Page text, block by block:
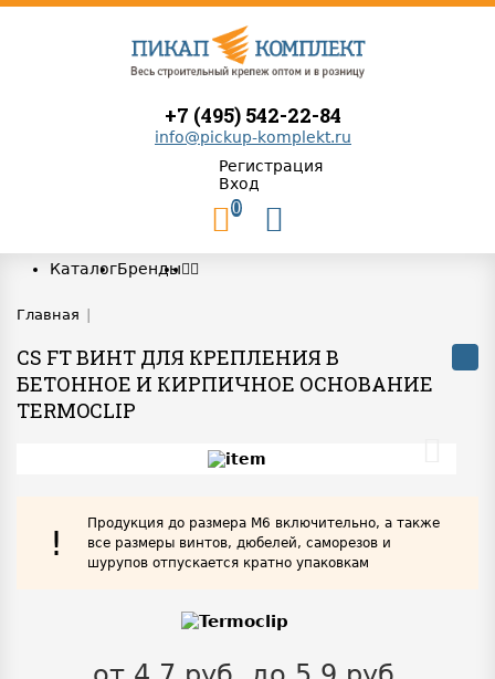
+7 (495) 542-22-84
info@pickup-komplekt.ru
Регистрация
Вход
0
КаталогБренды
Главная
CS FT ВИНТ ДЛЯ КРЕПЛЕНИЯ В
БЕТОННОЕ И КИРПИЧНОЕ ОСНОВАНИЕ
TERMOCLIP
!
Продукция до размера М6 включительно, а также
все размеры винтов, дюбелей, саморезов и
шурупов отпускается кратно упаковкам